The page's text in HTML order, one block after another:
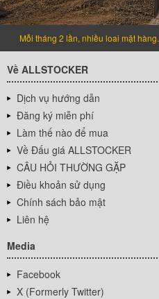
Mỗi tháng 2 lần, nhiều loai mặt hàng.
Về ALLSTOCKER
Dịch vụ hướng dẫn
Đăng ký miễn phí
Làm thế nào để mua
Về Đấu giá ALLSTOCKER
CÂU HỎI THƯỜNG GẶP
Điều khoản sử dụng
Chính sách bảo mật
Liên hệ
Media
Facebook
X (Formerly Twitter)